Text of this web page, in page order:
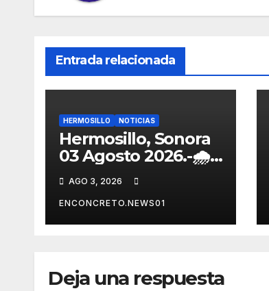
Entrada relacionada
HERMOSILLO NOTICIAS
Hermosillo, Sonora
03 Agosto 2026.-🌧️
⚠️ Pronostican
lluvias para
Hermosillo esta
noche; norte de
tormentas
AGO 3, 2026
ENCONCRETO.NEWS01
Deja una respuesta